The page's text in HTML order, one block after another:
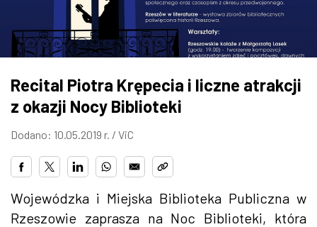
W RZESZOWIE
Recital Piotra Krępecia i liczne atrakcji
z okazji Nocy Biblioteki
Dodano: 10.05.2019 r. / ViC
Wojewódzka i Miejska Biblioteka Publiczna w
Rzeszowie zaprasza na Noc Biblioteki, która